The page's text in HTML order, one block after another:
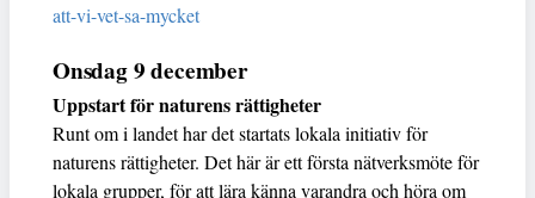
att-vi-vet-sa-mycket
Onsdag 9 december
Uppstart för naturens rättigheter
Runt om i landet har det startats lokala initiativ för
naturens rättigheter. Det här är ett första nätverksmöte för
lokala grupper, för att lära känna varandra och höra om